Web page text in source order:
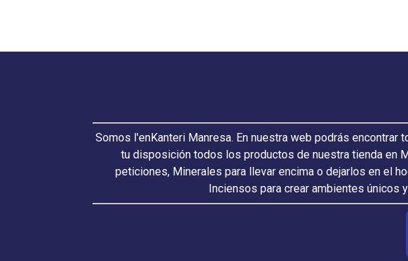
Somos l'enKanteri Manresa. En nuestra web podrás
tu disposición todos los productos de nuestra tienda en
peticiones, Minerales para llevar encima o dejarlos en el
Inciensos para crear ambientes únicos